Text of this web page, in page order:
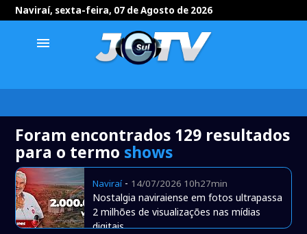
Naviraí, sexta-feira, 07 de Agosto de 2026
menu
Foram encontrados 129 resultados
para o termo shows
Naviraí- 14/07/2026 10h27min
Nostalgia naviraiense em fotos ultrapassa
2 milhões de visualizações nas mídias
digitais